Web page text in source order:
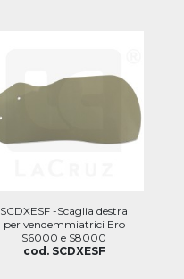
SCDXESF -Scaglia destra
per vendemmiatrici Ero
S6000 e S8000
cod. SCDXESF